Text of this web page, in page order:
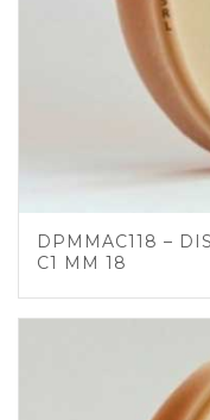
DPMMAC118 –
C1 MM 18